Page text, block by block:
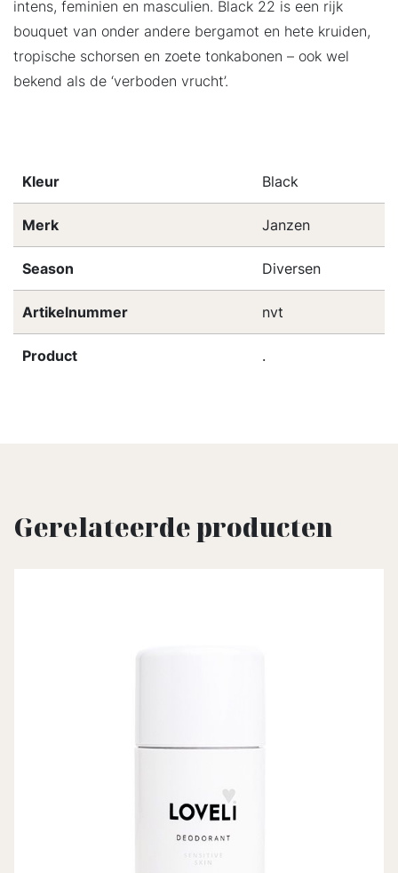
intens, feminien en masculien. Black 22 is een rijk
bouquet van onder andere bergamot en hete kruiden,
tropische schorsen en zoete tonkabonen – ook wel
bekend als de ‘verboden vrucht’.
Kleur Black
Merk Janzen
Season Diversen
Artikelnummer nvt
Product .
Gerelateerde producten